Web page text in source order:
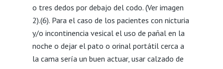
o tres dedos por debajo del codo. (Ver imagen
2).(6). Para el caso de los pacientes con nicturia
y/o incontinencia vesical el uso de pañal en la
noche o dejar el pato o orinal portátil cerca a
la cama sería un buen actuar, usar calzado de